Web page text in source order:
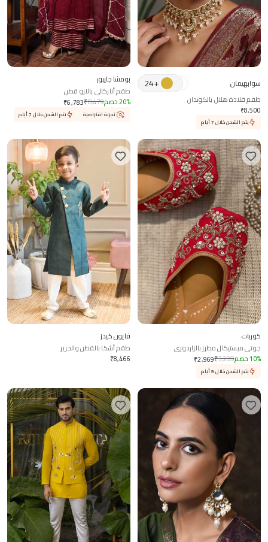
سوابهيمان +
24
طقم قلادة هلال بالكوندان
₹8,500
يتم الشحن خلال 7 أيام
بومشا جايبور
طقم أناركالي بالازو قطن
₹6,783₹8,479 20% خصم
تجربة افتراضية يتم الشحن خلال 7 أيام
كوربات
جوتي ميستيكال مطرز بالزاردوزي
₹2,969₹3,299 10% خصم
يتم الشحن خلال 9 أيام
فايون كيدز
طقم أشكا بالقطن والحرير
₹8,466